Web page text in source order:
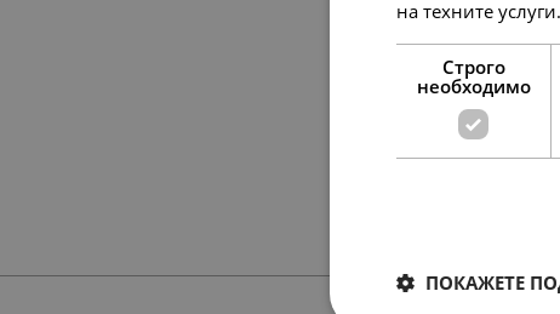
на техните услуги.
Строго
необходимо
ПОКАЖЕТЕ